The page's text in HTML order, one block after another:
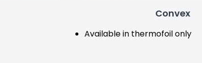
Convex
Available in thermofoil only